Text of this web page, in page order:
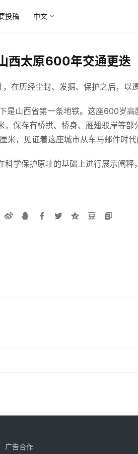
投稿 中文
西太原600年交通更迭
历经尘封、发掘、保护之后，以
山西省第一条地铁。这座600岁高
保存有桥拱、桥身、雁翅驳岸等部
米，见证着这座城市从车马邮件时
学保护原址的基础上进行展示阐释
广告合作